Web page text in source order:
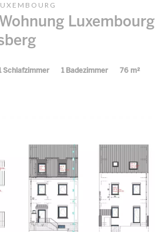
Luxembourg
Schlafzimmer 1 Badezimmer 76 m²